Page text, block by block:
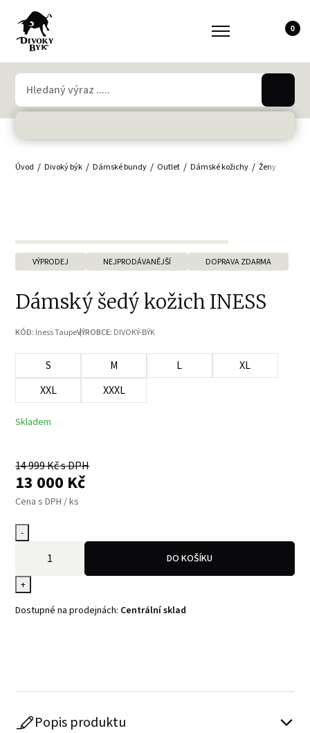
0
Úvod Divoký býk Dámské bundy Outlet Dámské kožichy Ženy
VÝPRODEJ NEJPRODÁVANĚJŠÍ DOPRAVA ZDARMA
Dámský šedý kožich INESS
KÓD: Iness TaupeVÝROBCE: DIVOKÝ-BÝK
S M L
XL
XXL
XXXL
Skladem
14 999Kč s DPH
13 000 Kč
Cena s DPH / ks
-
+
DO KOŠÍKU
Dostupné na prodejnách: Centrální sklad
Popis produktu